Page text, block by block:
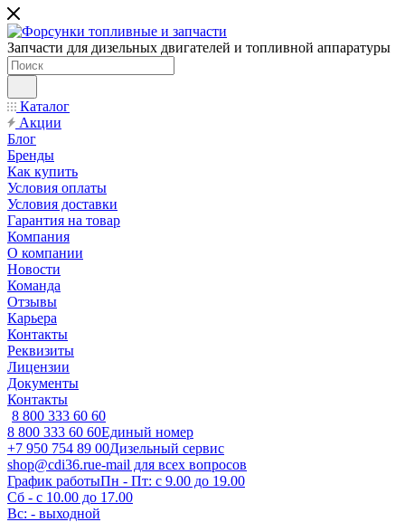
Запчасти для дизельных двигателей и топливной аппаратуры
Каталог
Акции
Блог
Бренды
Как купить
Условия оплаты
Условия доставки
Гарантия на товар
Компания
О компании
Новости
Команда
Отзывы
Карьера
Контакты
Реквизиты
Лицензии
Документы
Контакты
8 800 333 60 60
8 800 333 60 60Единый номер
+7 950 754 89 00Дизельный сервис
shop@cdi36.rue-mail для всех вопросов
График работыПн - Пт: с 9.00 до 19.00
Сб - с 10.00 до 17.00
Вс: - выходной